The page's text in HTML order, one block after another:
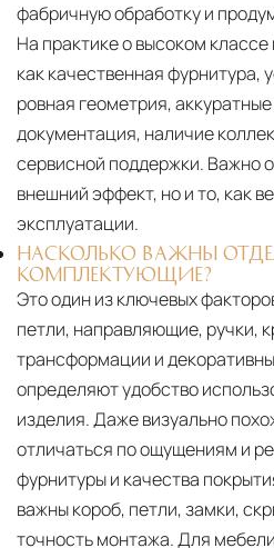
фабричную обработку и
На практике о высоком классе
как качественная фурнитура,
ровная геометрия,
документация, наличие
сервисной поддержки. Важно
внешний эффект, но и то, как
эксплуатации.
НАСКОЛЬКО ВАЖНЫ
КОМПЛЕКТУЮЩИЕ?
Это один из ключевых
петли, направляющие, ручки,
трансформации и
определяют удобство
изделия. Даже визуально
отличаться по ощущениям и
фурнитуры и качества
важны короб, петли, замки,
точность монтажа. Для